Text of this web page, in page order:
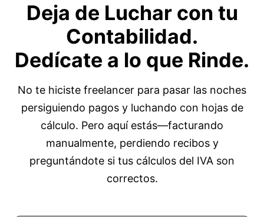
Deja de Luchar con tu
Contabilidad.
Dedícate a lo que Rinde.
No te hiciste freelancer para pasar las noches
persiguiendo pagos y luchando con hojas de
cálculo. Pero aquí estás—facturando
manualmente, perdiendo recibos y
preguntándote si tus cálculos del IVA son
correctos.